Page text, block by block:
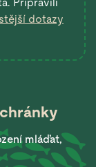
dotazy
mláďat,